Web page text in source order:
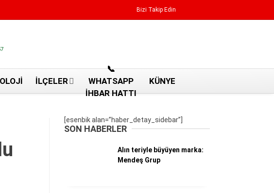
Bizi Takip Edin
İLÇELER
📞
WHATSAPP
İHBAR HATTI
KÜNYE
[esenbik alan=”haber_detay_sidebar”]
SON HABERLER
Alın teriyle büyüyen marka:
Mendeş Grup